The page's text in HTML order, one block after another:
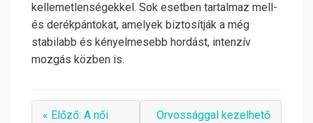
kellemetlenségekkel. Sok esetben tartalmaz mell-
és derékpántokat, amelyek biztosítják a még
stabilabb és kényelmesebb hordást, intenzív
mozgás közben is.
« Előző: A női
Orvossággal kezelhető